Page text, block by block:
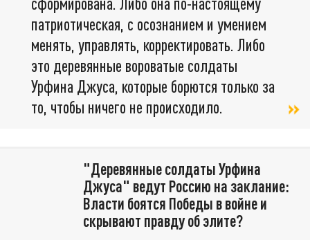
патриотическая, с осознанием и умением
менять, управлять, корректировать. Либо
это деревянные вороватые солдаты
Урфина Джуса, которые борются только за
то, чтобы ничего не происходило.
"Деревянные солдаты Урфина
Джуса" ведут Россию на заклание:
Власти боятся Победы в войне и
скрывают правду об элите?